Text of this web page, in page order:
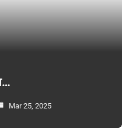
Mar 25, 2025